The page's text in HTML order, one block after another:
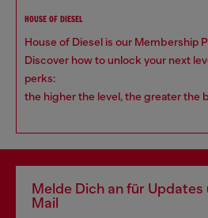
HOUSE OF DIESEL
House of Diesel is our Membership
Discover how to unlock your next
perks:
the higher the level, the greater the
Melde Dich an für
Mail